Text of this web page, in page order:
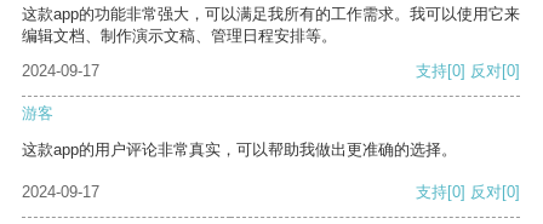
这款app的功能非常强大，可以满足我所有的工作需求。我可以使用它来
编辑文档、制作演示文稿、管理日程安排等。
2024-09-17
支持[0] 反对[0]
游客
这款app的用户评论非常真实，可以帮助我做出更准确的选择。
2024-09-17 支持[0] 反对[0]